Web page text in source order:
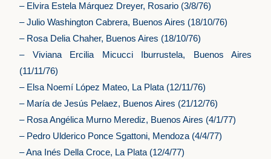
– Elvira Estela Márquez Dreyer, Rosario (3/8/76)
– Julio Washington Cabrera, Buenos Aires (18/10/76)
– Rosa Delia Chaher, Buenos Aires (18/10/76)
– Viviana Ercilia Micucci Iburrustela, Buenos Aires
(11/11/76)
– Elsa Noemí López Mateo, La Plata (12/11/76)
– María de Jesús Pelaez, Buenos Aires (21/12/76)
– Rosa Angélica Murno Merediz, Buenos Aires (4/1/77)
– Pedro Ulderico Ponce Sgattoni, Mendoza (4/4/77)
– Ana Inés Della Croce, La Plata (12/4/77)